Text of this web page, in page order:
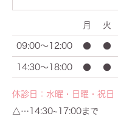
月 火
09:00～12:00 ● ●
14:30～18:00 ● ●
休診日：水曜・日曜・祝日
△…14:30~17:00まで